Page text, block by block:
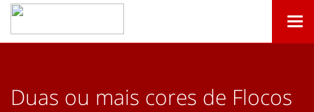
Duas ou mais cores de Flocos